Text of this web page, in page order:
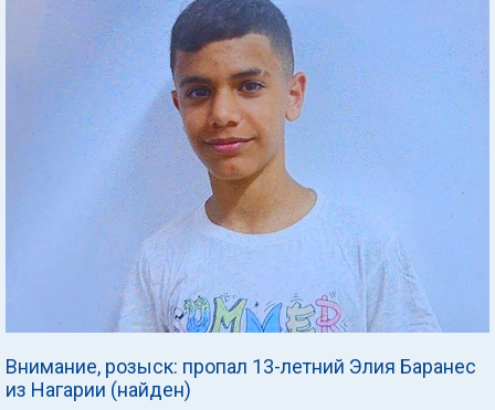
Внимание, розыск: пропал 13-летний Элия Баранес
из Нагарии (найден)